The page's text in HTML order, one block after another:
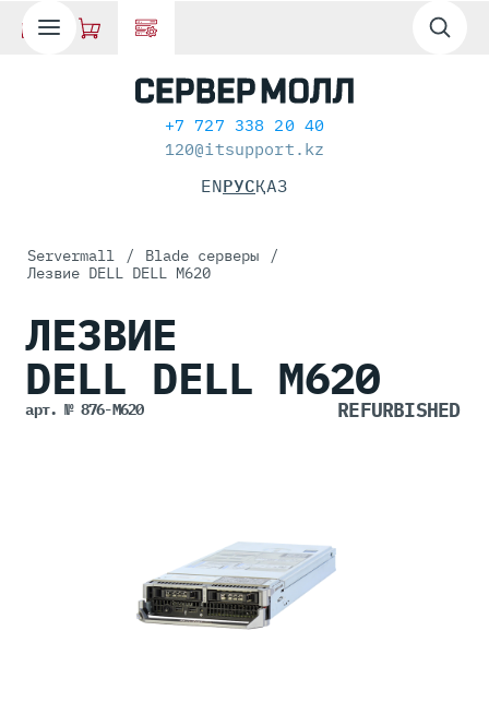
+7 727 338 20 40
120@itsupport.kz
ENРУСҚАЗ
Servermall / Blade серверы
/
Лезвие DELL DELL M620
ЛЕЗВИЕ
DELL DELL M620
арт. № 876-M620